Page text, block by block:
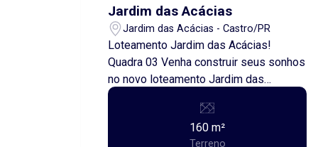
Jardim das Acácias
Jardim das Acácias - Castro/PR
Loteamento Jardim das Acácias!
Quadra 03 Venha construir seus sonhos
no novo loteamento Jardim das
Acácias! Oferecemos terrenos a partir
de 160,00 metros quadrados, perfeitos
para quem busca uma excelente
160 m²
Terreno